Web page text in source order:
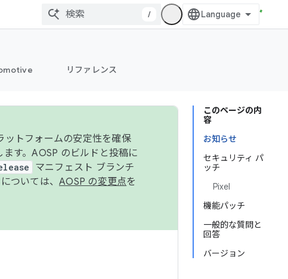
/
リファレンス
このページの内
容
お知らせ
セキュリティ パ
ッチ
Pixel
機能パッチ
一般的な質問と
回答
バージョン
ットフォームの安定性を確保
す。AOSP のビルドと投稿に
マニフェスト ブランチ
ついては、 AOSP の変更点を